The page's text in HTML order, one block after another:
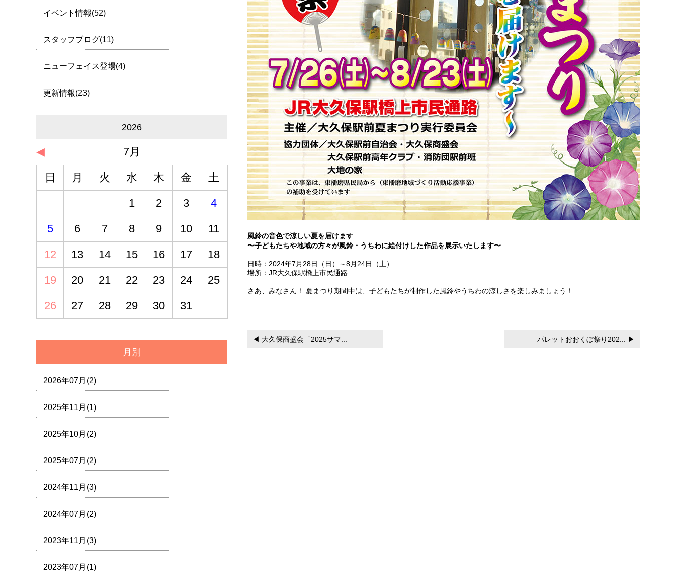
風鈴の音色で涼しい夏を届けます
〜子どもたちや地域の方々が風鈴・うちわに絵付けした作品を展示いたします〜
日時：2024年7月28日（日）～8月24日（土）
場所：JR大久保駅橋上市民通路
さあ、みなさん！ 夏まつり期間中は、子どもたちが制作した風鈴やうちわの涼しさを楽しみましょう！
◀ 大久保商盛会「2025サマ... パレットおおくぼ祭り202... ▶
イベント情報(52)
スタッフブログ(11)
ニューフェイス登場(4)
更新情報(23)
2026
◀ 7月
日 月 火 水 木 金 土
1 2 3 4
5 6 7 8 9 10 11
12 13 14 15 16 17 18
19 20 21 22 23 24 25
26 27 28 29 30 31
月別
2026年07月(2)
2025年11月(1)
2025年10月(2)
2025年07月(2)
2024年11月(3)
2024年07月(2)
2023年11月(3)
2023年07月(1)